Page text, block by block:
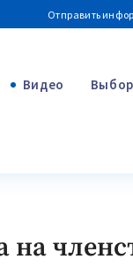
Отправить
Видео